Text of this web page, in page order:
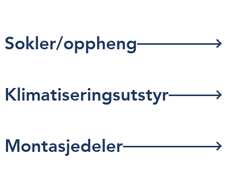
Sokler/oppheng
Klimatiseringsutstyr
Montasjedeler